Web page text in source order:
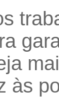
às